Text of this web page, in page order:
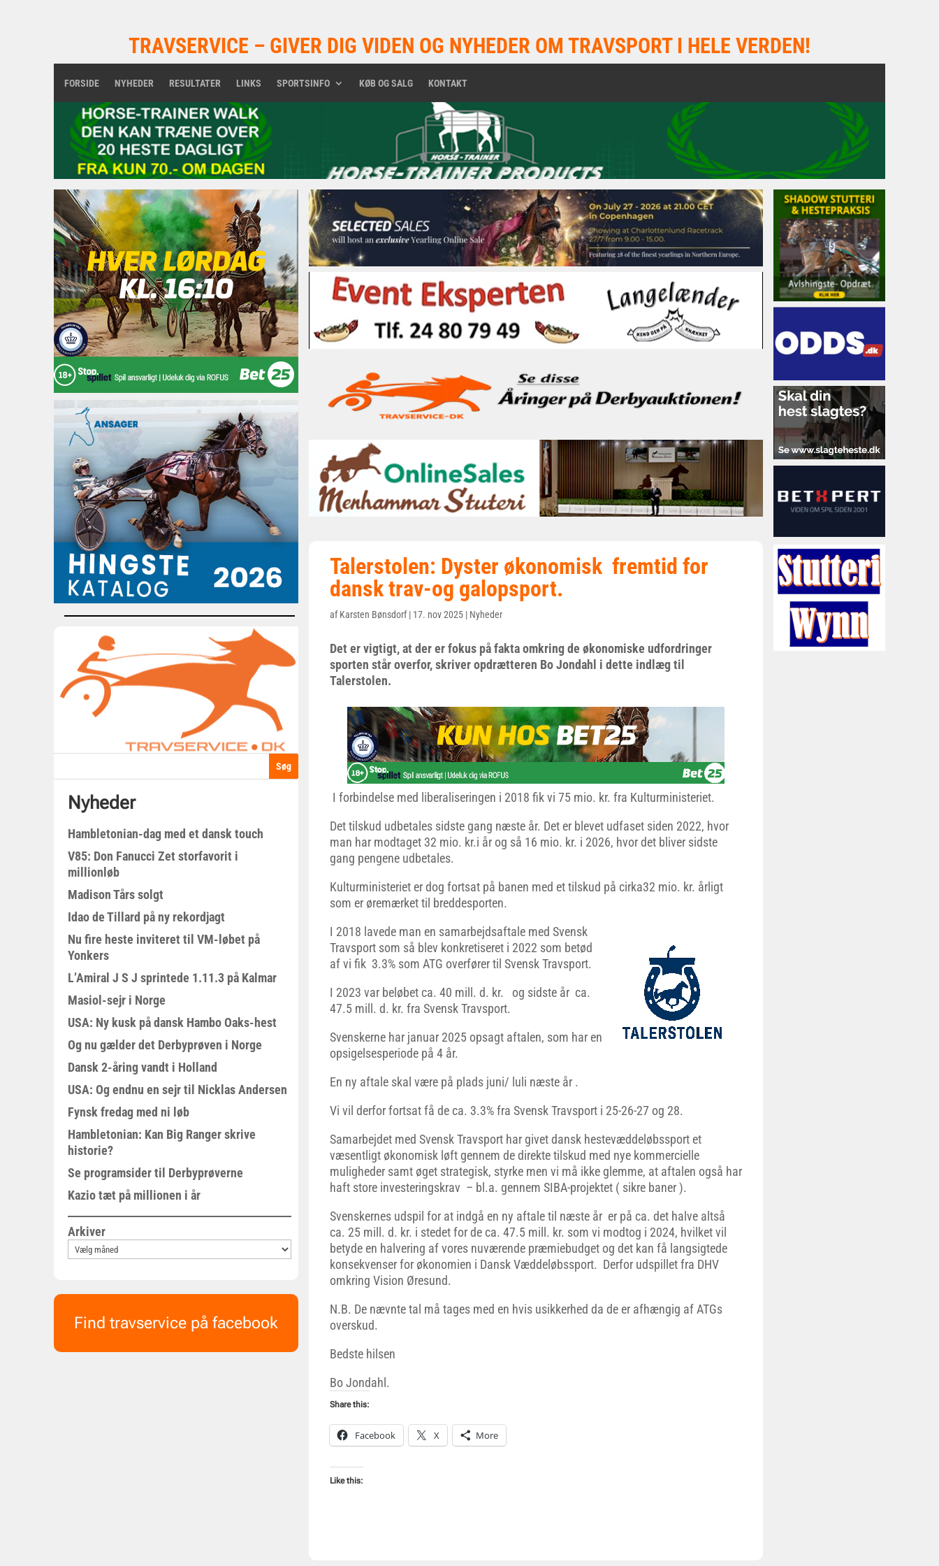
TRAVSERVICE – GIVER DIG VIDEN OG NYHEDER OM TRAVSPORT I HELE VERDEN!
FORSIDE NYHEDER RESULTATER LINKS SPORTSINFO KØB OG SALG KONTAKT
Nyheder
Hambletonian-dag med et dansk touch
V85: Don Fanucci Zet storfavorit i
millionløb
Madison Tårs solgt
Idao de Tillard på ny rekordjagt
Nu fire heste inviteret til VM-løbet på
Yonkers
L’Amiral J S J sprintede 1.11.3 på Kalmar
Masiol-sejr i Norge
USA: Ny kusk på dansk Hambo Oaks-hest
Og nu gælder det Derbyprøven i Norge
Dansk 2-åring vandt i Holland
USA: Og endnu en sejr til Nicklas Andersen
Fynsk fredag med ni løb
Hambletonian: Kan Big Ranger skrive
historie?
Se programsider til Derbyprøverne
Kazio tæt på millionen i år
Arkiver
Find travservice på facebook
Talerstolen: Dyster økonomisk fremtid for
dansk trav-og galopsport.
afKarsten Bønsdorf| 17. nov 2025 | Nyheder
Det er vigtigt, at der er fokus på fakta omkring de økonomiske udfordringer
sporten står overfor, skriver opdrætteren Bo Jondahl i dette indlæg til
Talerstolen.
I forbindelse med liberaliseringen i 2018 fik vi 75 mio. kr. fra Kulturministeriet.
Det tilskud udbetales sidste gang næste år. Det er blevet udfaset siden 2022, hvor
man har modtaget 32 mio. kr.i år og så 16 mio. kr. i 2026, hvor det bliver sidste
gang pengene udbetales.
Kulturministeriet er dog fortsat på banen med et tilskud på cirka32 mio. kr. årligt
som er øremærket til breddesporten.
I 2018 lavede man en samarbejdsaftale med Svensk
Travsport som så blev konkretiseret i 2022 som betød
af vi fik 3.3% som ATG overfører til Svensk Travsport.
I 2023 var beløbet ca. 40 mill. d. kr. og sidste år ca.
47.5 mill. d. kr. fra Svensk Travsport.
Svenskerne har januar 2025 opsagt aftalen, som har en
opsigelsesperiode på 4 år.
En ny aftale skal være på plads juni/ luli næste år .
Vi vil derfor fortsat få de ca. 3.3% fra Svensk Travsport i 25-26-27 og 28.
Samarbejdet med Svensk Travsport har givet dansk hestevæddeløbssport et
væsentligt økonomisk løft gennem de direkte tilskud med nye kommercielle
muligheder samt øget strategisk, styrke men vi må ikke glemme, at aftalen også har
haft store investeringskrav – bl.a. gennem SIBA-projektet ( sikre baner ).
Svenskernes udspil for at indgå en ny aftale til næste år er på ca. det halve altså
ca. 25 mill. d. kr. i stedet for de ca. 47.5 mill. kr. som vi modtog i 2024, hvilket vil
betyde en halvering af vores nuværende præmiebudget og det kan få langsigtede
konsekvenser for økonomien i Dansk Væddeløbssport. Derfor udspillet fra DHV
omkring Vision Øresund.
N.B. De nævnte tal må tages med en hvis usikkerhed da de er afhængig af ATGs
overskud.
Bedste hilsen
Bo Jondahl.
Share this:
Facebook X More
Like this: